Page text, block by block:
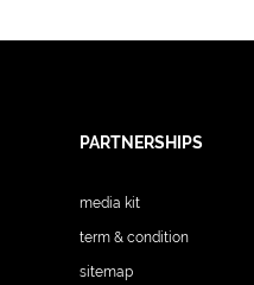
PARTNERSHIPS
media kit
term & condition
sitemap